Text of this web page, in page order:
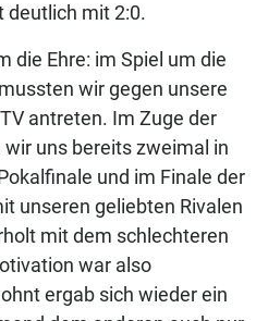
deutlich mit 2:0.
die Ehre: im Spiel um die
wir gegen unsere
antreten. Im Zuge der
uns bereits zweimal in
und im Finale der
unseren geliebten Rivalen
mit dem schlechteren
war also
ergab sich wieder ein